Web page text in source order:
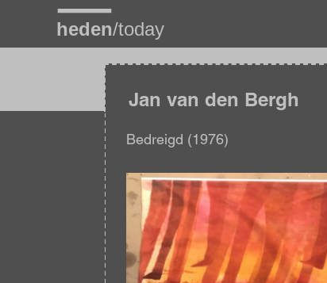
Overslaan
Jan van den Bergh
Bedreigd (1976)
Afbeelding